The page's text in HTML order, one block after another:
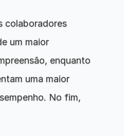
colaboradores
um maior
enquanto
uma maior
No fim,